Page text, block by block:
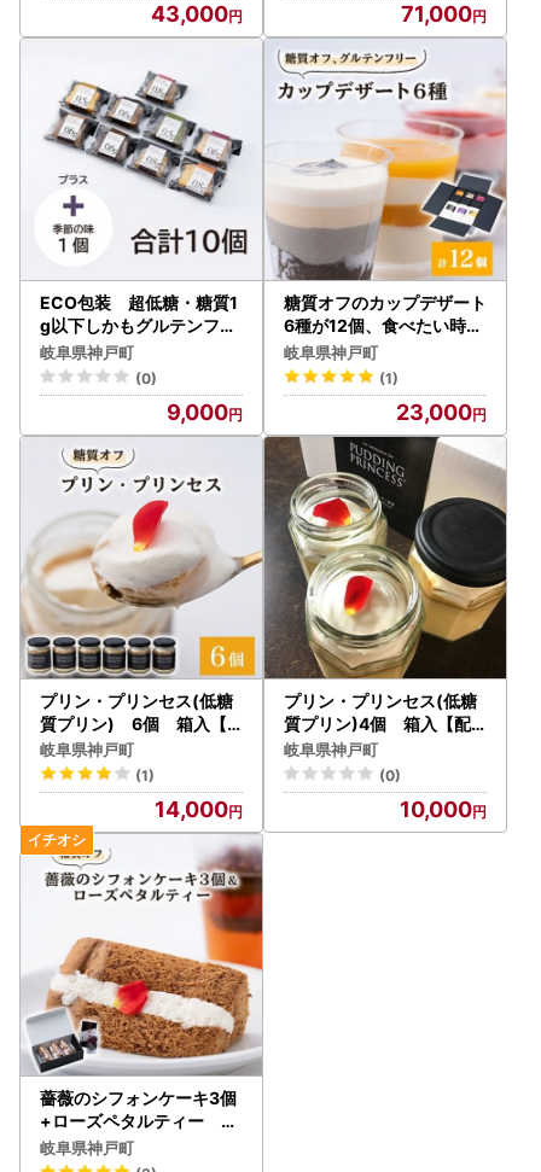
43,000 71,000
ECO包装 超低糖・糖質1
g以下しかもグルテンフリ
ーのパウンドケーキ10個
【1633380】
岐阜県神戸町
(0)
9,000
糖質オフのカップデザート
6種が12個、食べたい時に
1個ずつ楽しめる＆小箱入
りでおすそ分けにも◎【配
送不可地域：離島】【122
岐阜県神戸町
(1)
23,000
プリン・プリンセス(低糖
質プリン) 6個 箱入【
配送不可地域：離島・北海
道・沖縄県・東北・中国・
四国・九州】【1076906
岐阜県神戸町
(1)
14,000
プリン・プリンセス(低糖
質プリン)4個 箱入【配
送不可地域：離島・北海道
・沖縄県・東北・中国・四
国・九州】【1555544】
岐阜県神戸町
(0)
10,000
薔薇のシフォンケーキ3個
+ローズペタルティー 薔
薇が好きな方へ薔薇薔薇セ
ット【配送不可地域：離島
岐阜県神戸町